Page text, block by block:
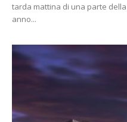
tarda mattina di una parte
anno...